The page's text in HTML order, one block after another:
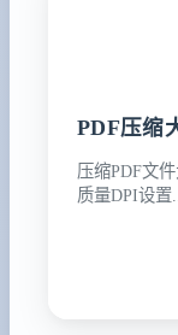
PDF压缩
压缩PDF文
质量DPI设置...